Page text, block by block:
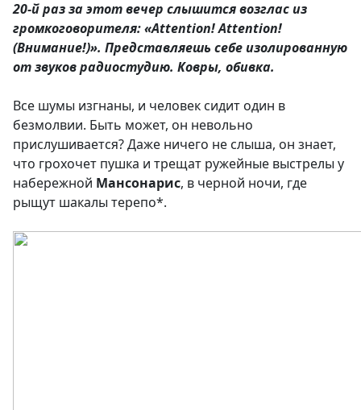
20-й раз за этот вечер слышится возглас из
громкоговорителя: «Attention! Attention!
(Внимание!)». Представляешь себе изолированную
от звуков радиостудию. Ковры, обивка.
Все шумы изгнаны, и человек сидит один в
безмолвии. Быть может, он невольно
прислушивается? Даже ничего не слыша, он знает,
что грохочет пушка и трещат ружейные выстрелы у
набережной Мансонарис, в черной ночи, где
рыщут шакалы терепо*.